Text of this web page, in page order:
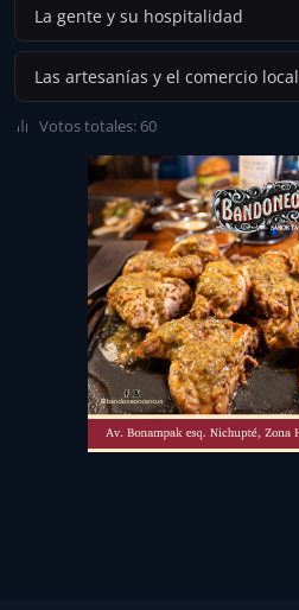
La gente y su hospitalidad
Las artesanías y el comercio local
Votos totales: 60